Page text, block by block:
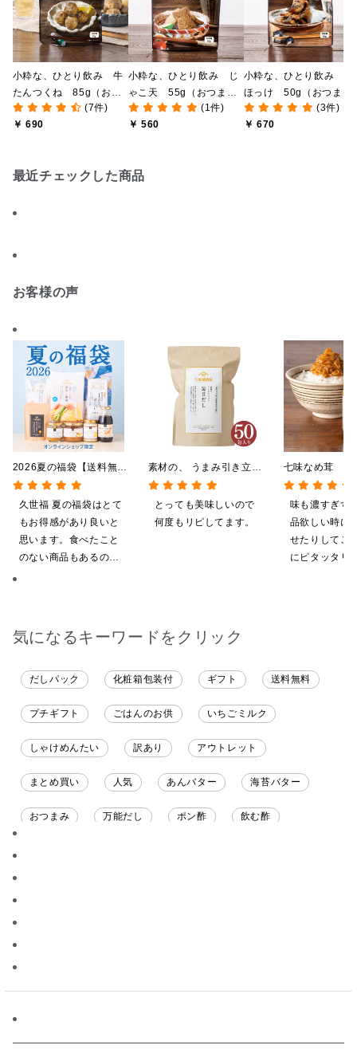
小粋な、ひとり飲み 牛
たんつくね 85g（おつ
まみ・レトルト食品）
(7件)
￥ 690
小粋な、ひとり飲み じ
ゃこ天 55g（おつま
み・レトルト食品）
(1件)
￥ 560
小粋な、ひとり飲み 焼
ほっけ 50g（おつま
み・レトルト食品）
(3件)
￥ 670
最近チェックした商品
お客様の声
七味なめ茸 信
「八幡屋礒五郎
辛子入り
味も濃すぎず
品欲しい時に
せたりしてご
にピタッタリ
素材の、 うまみ引き立
つ。 毎日だし
350g（7g×50包）
とっても美味しいので
何度もリピしてます。
2026夏の福袋【送料無
料】【オンライン限定】
【ポイントキャンペーン実
施中】【のし・ラッピン
グ・化粧箱詰め不可】
久世福 夏の福袋はとて
もお得感があり良いと
思います。食べたこと
のない商品もあるの
がとうございます。
気になるキーワードをクリック
だしパック 化粧箱包装付 ギフト 送料無料
プチギフト ごはんのお供 いちごミルク
しゃけめんたい 訳あり アウトレット
まとめ買い 人気 あんバター 海苔バター
おつまみ 万能だし ポン酢 飲む酢